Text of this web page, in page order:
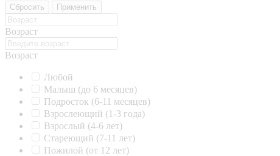
Сбросить Применить
Возраст
Возраст
Любой
Малыш (до 6 месяцев)
Подросток (6-11 месяцев)
Взрослеющий (1-3 года)
Взрослый (4-6 лет)
Стареющий (7-11 лет)
Пожилой (от 12 лет)